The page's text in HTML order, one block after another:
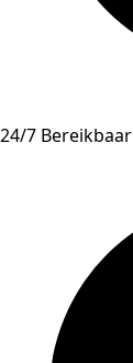
24/7 Bereikbaar